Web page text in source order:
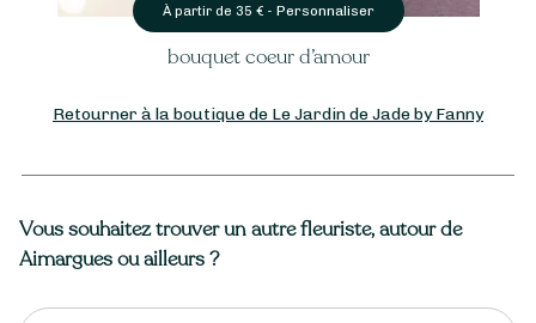
À partir de 35 € - Personnaliser
bouquet coeur d’amour
Retourner à la boutique de Le Jardin de Jade by Fanny
Vous souhaitez trouver un autre fleuriste, autour de
Aimargues ou ailleurs ?